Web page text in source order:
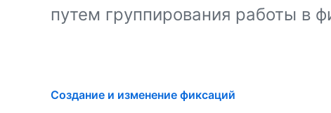
путем группирования работы в
Создание и изменение фиксаций